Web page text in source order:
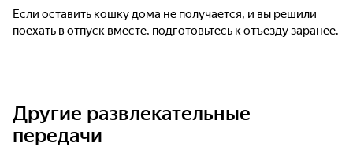
Если оставить кошку дома не получается, и вы решили
поехать в отпуск вместе, подготовьтесь к отъезду заранее.
Другие развлекательные
передачи